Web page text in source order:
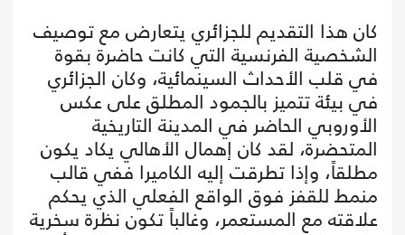
كان هذا التقديم للجزائري يتعارض مع توصيف
الشخصية الفرنسية التي كانت حاضرة بقوة
في قلب الأحداث السينمائية، وكان الجزائري
في بيئة تتميز بالجمود المطلق على عكس
الأوروبي الحاضر في المدينة التاريخية
المتحضرة، لقد كان إهمال الأهالي يكاد يكون
مطلقاً، وإذا تطرقت إليه الكاميرا ففي قالب
منمط للقفز فوق الواقع الفعلي الذي يحكم
علاقته مع المستعمر، وغالباً تكون نظرة سخرية